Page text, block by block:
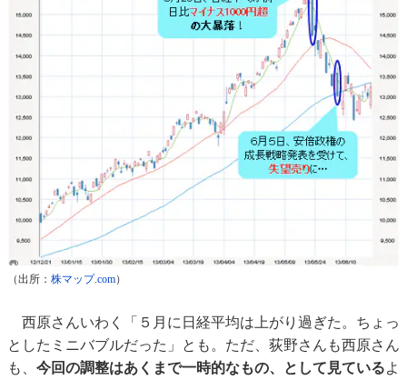
（出所： 株マップ.com）
西原さんいわく「５月に日経平均は上がり過ぎた。ちょっ
としたミニバブルだった」とも。ただ、荻野さんも西原さん
も、 今回の調整はあくまで一時的なもの、として見ているよ